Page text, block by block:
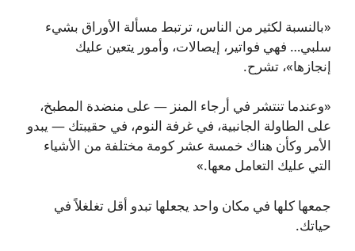
«بالنسبة لكثير من الناس، ترتبط مسألة الأوراق بشيء
سلبي… فهي فواتير، إيصالات، وأمور يتعين عليك
إنجازها»، تشرح.
«وعندما تنتشر في أرجاء المنز — على منضدة المطبخ،
على الطاولة الجانبية، في غرفة النوم، في حقيبتك — يبدو
الأمر وكأن هناك خمسة عشر كومة مختلفة من الأشياء
التي عليك التعامل معها.»
جمعها كلها في مكان واحد يجعلها تبدو أقل تغلغلاً في
حياتك.